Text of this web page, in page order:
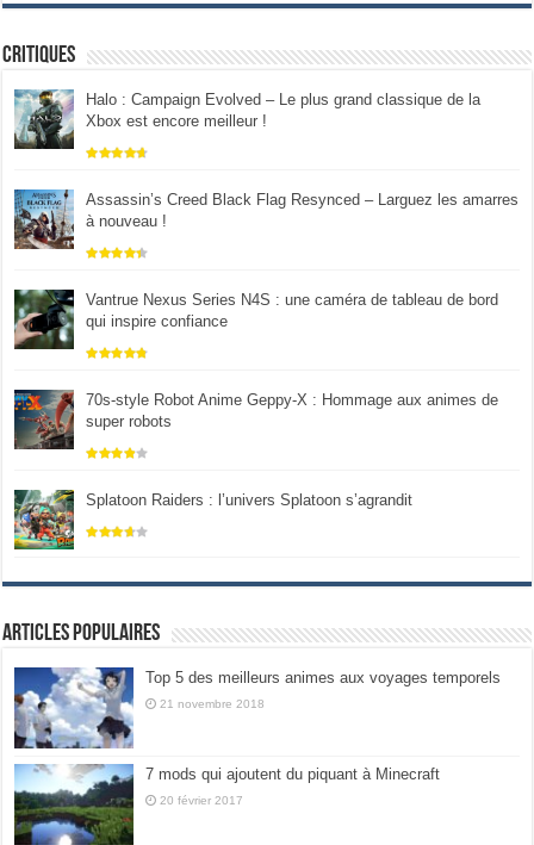
Critiques
Halo : Campaign Evolved – Le plus grand classique de la
Xbox est encore meilleur !
Assassin’s Creed Black Flag Resynced – Larguez les amarres
à nouveau !
Vantrue Nexus Series N4S : une caméra de tableau de bord
qui inspire confiance
70s-style Robot Anime Geppy-X : Hommage aux animes de
super robots
Splatoon Raiders : l’univers Splatoon s’agrandit
Articles populaires
Top 5 des meilleurs animes aux voyages temporels
21 novembre 2018
7 mods qui ajoutent du piquant à Minecraft
20 février 2017